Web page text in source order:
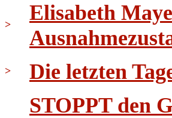
>
Elisabeth
> Die letzten
STOPPT den